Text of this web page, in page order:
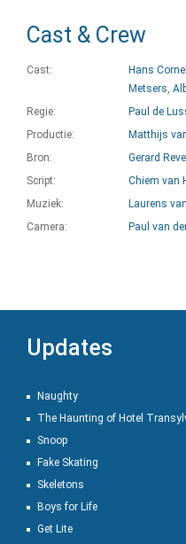
Cast & Crew
Cast: Hans
Metsers,
Regie:
Paul de
Productie:
Matthijs
Bron:
Gerard Reve
Script:
Chiem van
Muziek:
Laurens
Camera:
Paul van
Updates
Naughty
The Haunting of Hotel
Snoop
Fake Skating
Skeletons
Boys for Life
Get Lite